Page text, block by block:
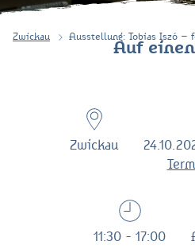
Zwickau Ausstellung: Tobias Iszó –
Auf
Zwickau
11:30 - 17:00